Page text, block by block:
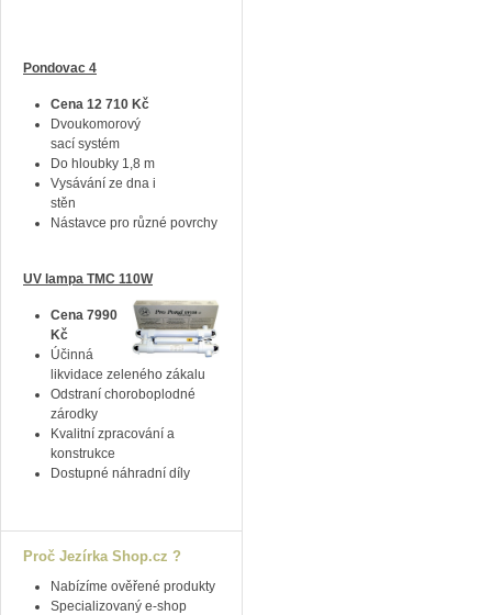
Pondovac 4
Cena 12 710 Kč
Dvoukomorový
sací systém
Do hloubky 1,8 m
Vysávání ze dna i
stěn
Nástavce pro různé povrchy
UV lampa TMC 110W
Cena 7990
Kč
Účinná
likvidace zeleného zákalu
Odstraní choroboplodné
zárodky
Kvalitní zpracování a
konstrukce
Dostupné náhradní díly
Proč Jezírka Shop.cz ?
Nabízíme ověřené produkty
Specializovaný e-shop